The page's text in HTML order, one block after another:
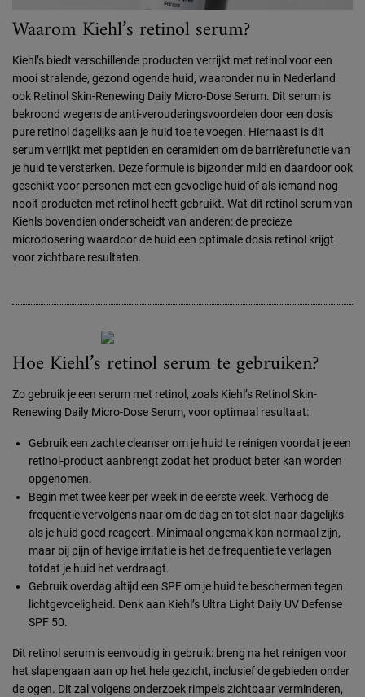
Waarom Kiehl’s retinol serum?
Kiehl’s biedt verschillende producten verrijkt met retinol voor een
mooi stralende, gezond ogende huid, waaronder nu in Nederland
ook Retinol Skin-Renewing Daily Micro-Dose Serum. Dit serum is
bekroond wegens de anti-verouderingsvoordelen door een dosis
pure retinol dagelijks aan je huid toe te voegen. Hiernaast is dit
serum verrijkt met peptiden en ceramiden om de barrièrefunctie van
je huid te versterken. Deze formule is bijzonder mild en daardoor ook
geschikt voor personen met een gevoelige huid of als iemand nog
nooit producten met retinol heeft gebruikt. Wat dit retinol serum van
Kiehls bovendien onderscheidt van anderen: de precieze
microdosering waardoor de huid een optimale dosis retinol krijgt
voor zichtbare resultaten.
Hoe Kiehl’s retinol serum te gebruiken?
Zo gebruik je een serum met retinol, zoals Kiehl’s Retinol Skin-
Renewing Daily Micro-Dose Serum, voor optimaal resultaat:
Gebruik een zachte cleanser om je huid te reinigen voordat je een
retinol-product aanbrengt zodat het product beter kan worden
opgenomen.
Begin met twee keer per week in de eerste week. Verhoog de
frequentie vervolgens naar om de dag en tot slot naar dagelijks
als je huid goed reageert. Minimaal ongemak kan normaal zijn,
maar bij pijn of hevige irritatie is het de frequentie te verlagen
totdat je huid het verdraagt.
Gebruik overdag altijd een SPF om je huid te beschermen tegen
lichtgevoeligheid. Denk aan Kiehl’s Ultra Light Daily UV Defense
SPF 50.
Dit retinol serum is eenvoudig in gebruik: breng na het reinigen voor
het slapengaan aan op het hele gezicht, inclusief de gebieden onder
de ogen. Dit zal volgens onderzoek rimpels zichtbaar verminderen,